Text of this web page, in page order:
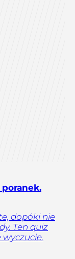
dopóki nie
Ten quiz